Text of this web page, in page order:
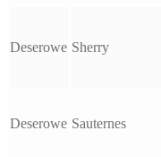
Deserowe Sherry
Deserowe Sauternes